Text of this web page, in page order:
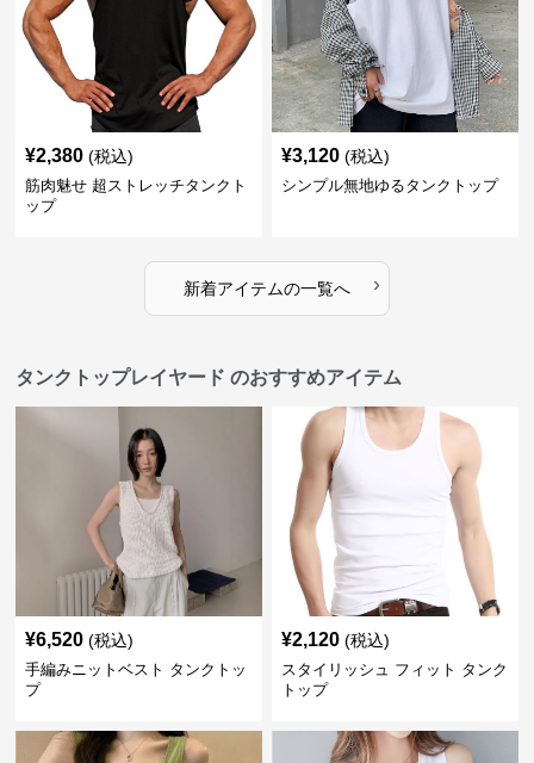
¥2,380 (税込)
筋肉魅せ 超ストレッチタンクト
ップ
¥3,120 (税込)
シンプル無地ゆるタンクトップ
新着アイテムの一覧へ ›
タンクトップレイヤード のおすすめアイテム
¥6,520 (税込)
手編みニットベスト タンクトッ
プ
¥2,120 (税込)
スタイリッシュ フィット タンク
トップ